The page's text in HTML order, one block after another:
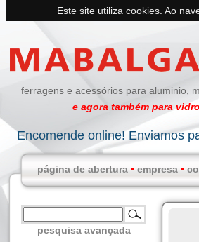
Este site utiliza cookies. Ao
ferragens e acessórios para aluminio,
e agora também para
Encomende online! Enviamos
página de abertura • empresa •
pesquisa avançada